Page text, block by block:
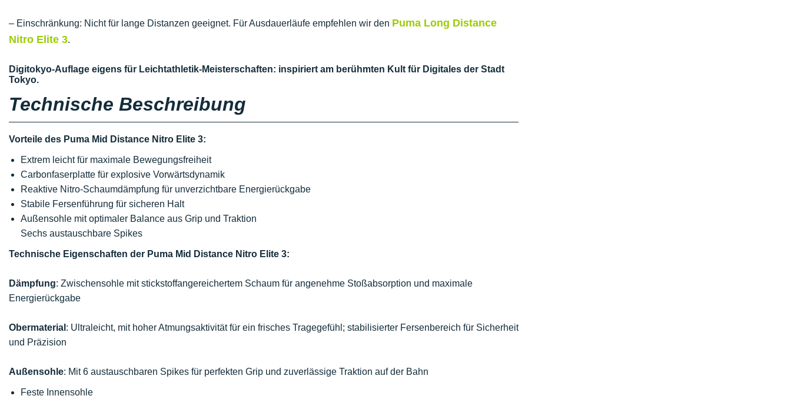
– Einschränkung: Nicht für lange Distanzen geeignet. Für Ausdauerläufe empfehlen wir den Puma Long Distance
Nitro Elite 3.
Digitokyo-Auflage eigens für Leichtathletik-Meisterschaften: inspiriert am berühmten Kult für Digitales der Stadt
Tokyo.
Technische Beschreibung
Vorteile des Puma Mid Distance Nitro Elite 3:
Extrem leicht für maximale Bewegungsfreiheit
Carbonfaserplatte für explosive Vorwärtsdynamik
Reaktive Nitro-Schaumdämpfung für unverzichtbare Energierückgabe
Stabile Fersenführung für sicheren Halt
Außensohle mit optimaler Balance aus Grip und Traktion
Sechs austauschbare Spikes
Technische Eigenschaften der Puma Mid Distance Nitro Elite 3:
Dämpfung: Zwischensohle mit stickstoff­angereichertem Schaum für angenehme Stoßabsorption und maximale
Energierückgabe
Obermaterial : Ultraleicht, mit hoher Atmungsaktivität für ein frisches Tragegefühl; stabilisierter Fersenbereich für Sicherheit
und Präzision
Außensohle: Mit 6 austauschbaren Spikes für perfekten Grip und zuverlässige Traktion auf der Bahn
Feste Innensohle